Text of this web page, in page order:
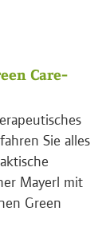
Care-
Sie alles
Mayerl mit
Green